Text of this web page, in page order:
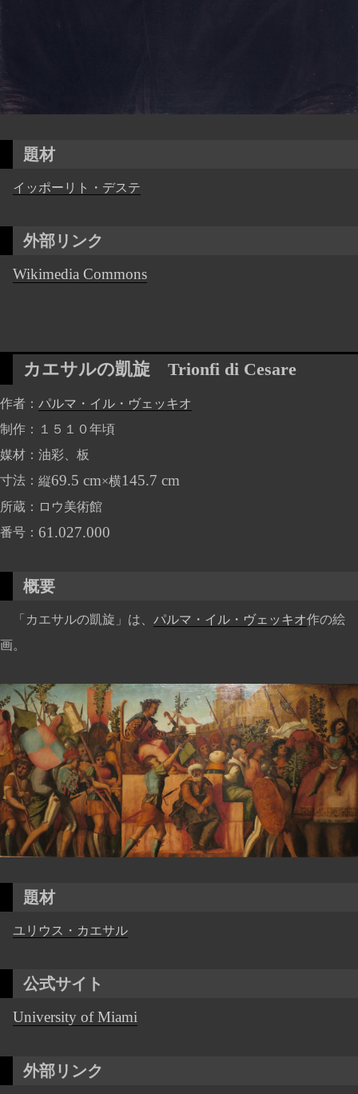
題材
イッポーリト・デステ
外部リンク
Wikimedia Commons
カエサルの凱旋 Trionfi di Cesare
作者
パルマ・イル・ヴェッキオ
制作
１５１０年頃
媒材
油彩、板
寸法
縦69.5 cm×横145.7 cm
所蔵
ロウ美術館
番号
61.027.000
概要
「カエサルの凱旋」は、 パルマ・イル・ヴェッキオ作の絵
画。
題材
ユリウス・カエサル
公式サイト
University of Miami
外部リンク